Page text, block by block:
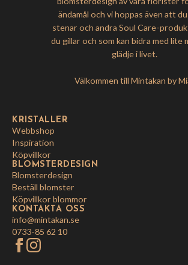
ändamål och vi hoppas även att
stenar och andra Soul Care-
du gillar och som kan bidra med lite
glädje i livet.
Välkommen till Mintakan by
KRISTALLER
Webbshop
Inspiration
Köpvillkor
BLOMSTERDESIGN
Blomsterdesign
Beställ blomster
Köpvillkor blommor
KONTAKTA OSS
info@mintakan.se
0733-85 62 10